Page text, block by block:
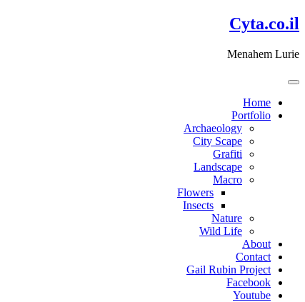
דלג
לתוכן
Cyta.co.il
Menahem Lurie
Home
Portfolio
Archaeology
City Scape
Grafiti
Landscape
Macro
Flowers
Insects
Nature
Wild Life
About
Contact
Gail Rubin Project
Facebook
Youtube